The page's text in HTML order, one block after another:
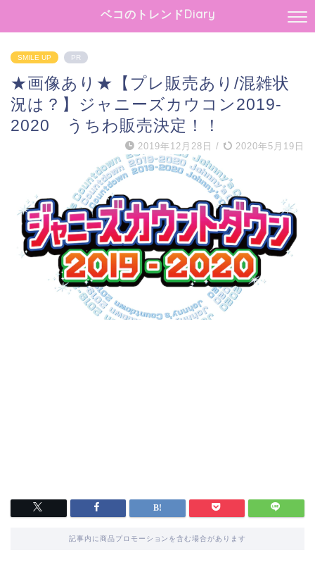
ベコのトレンドDiary
SMILE UP PR
★画像あり★【プレ販売あり/混雑状
況は？】ジャニーズカウコン2019-
2020 うちわ販売決定！！
2019年12月28日 / 2020年5月19日
記事内に商品プロモーションを含む場合があります